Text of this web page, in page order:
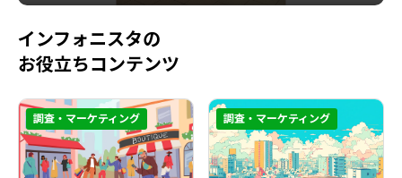
インフォニスタの
お役立ちコンテンツ
調査・マーケティング 調査・マーケティング